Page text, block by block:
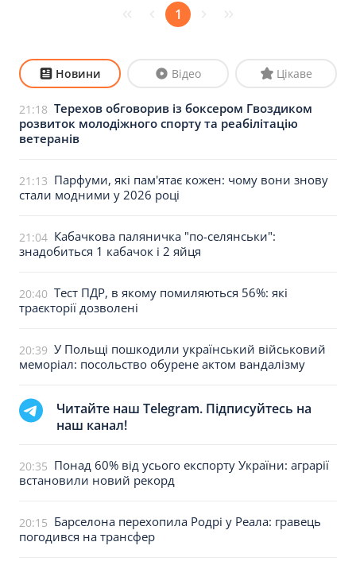
1
Новини Відео Цікаве
21:18 Терехов обговорив із боксером Гвоздиком
розвиток молодіжного спорту та реабілітацію
ветеранів
21:13 Парфуми, які пам'ятає кожен: чому вони знову
стали модними у 2026 році
21:04 Кабачкова паляничка "по-селянськи":
знадобиться 1 кабачок і 2 яйця
20:40 Тест ПДР, в якому помиляються 56%: які
траєкторії дозволені
20:39 У Польщі пошкодили український військовий
меморіал: посольство обурене актом вандалізму
Читайте наш Telegram. Підписуйтесь на
наш канал!
20:35 Понад 60% від усього експорту України: аграрії
встановили новий рекорд
20:15 Барселона перехопила Родрі у Реала: гравець
погодився на трансфер